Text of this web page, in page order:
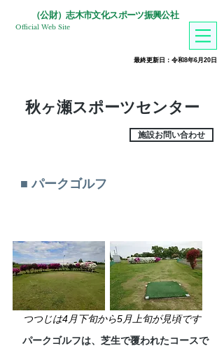
​（公財）志木市文化スポーツ振興公社
Official Web Site
​最終更新日：令和8年6月20 日
秋ヶ瀬スポーツセンター
施設お問い合わせ
■パークゴルフ
パークゴルフは、芝生で覆われたコースで
つつじは4月下旬から5月上旬が見頃です